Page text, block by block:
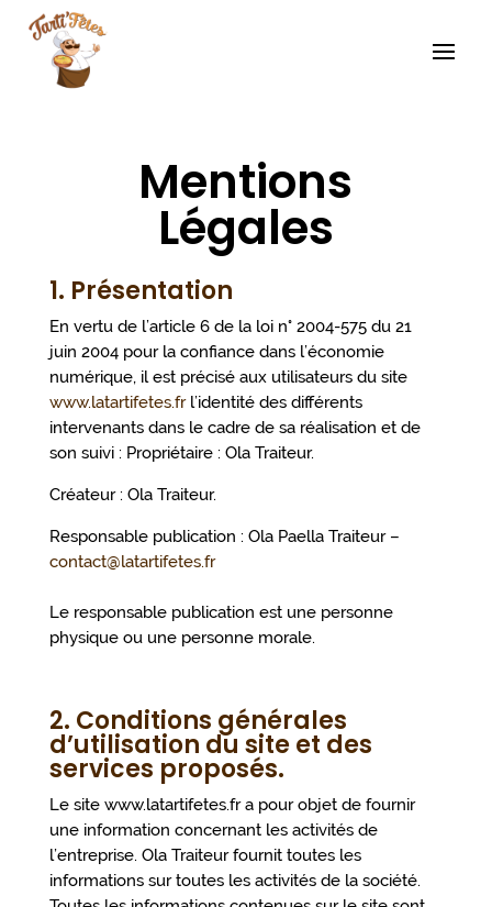
Mentions
Légales
1. Présentation
En vertu de l’article 6 de la loi n° 2004-575 du 21
juin 2004 pour la confiance dans l’économie
numérique, il est précisé aux utilisateurs du site
www.latartifetes.frl’identité des différents
intervenants dans le cadre de sa réalisation et de
son suivi : Propriétaire : Ola Traiteur.
Créateur : Ola Traiteur.
Responsable publication : Ola Paella Traiteur –
contact@latartifetes.fr
Le responsable publication est une personne
physique ou une personne morale.
2. Conditions générales
d’utilisation du site et des
services proposés.
Le site www.latartifetes.fr a pour objet de fournir
une information concernant les activités de
l’entreprise. Ola Traiteur fournit toutes les
informations sur toutes les activités de la société.